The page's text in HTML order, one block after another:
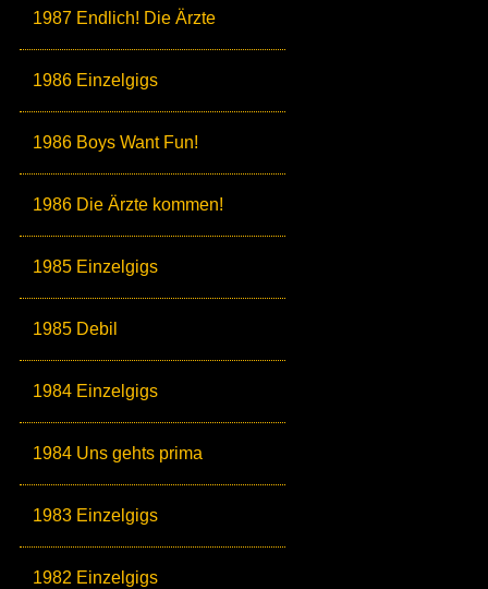
1987 Endlich! Die Ärzte
1986 Einzelgigs
1986 Boys Want Fun!
1986 Die Ärzte kommen!
1985 Einzelgigs
1985 Debil
1984 Einzelgigs
1984 Uns gehts prima
1983 Einzelgigs
1982 Einzelgigs